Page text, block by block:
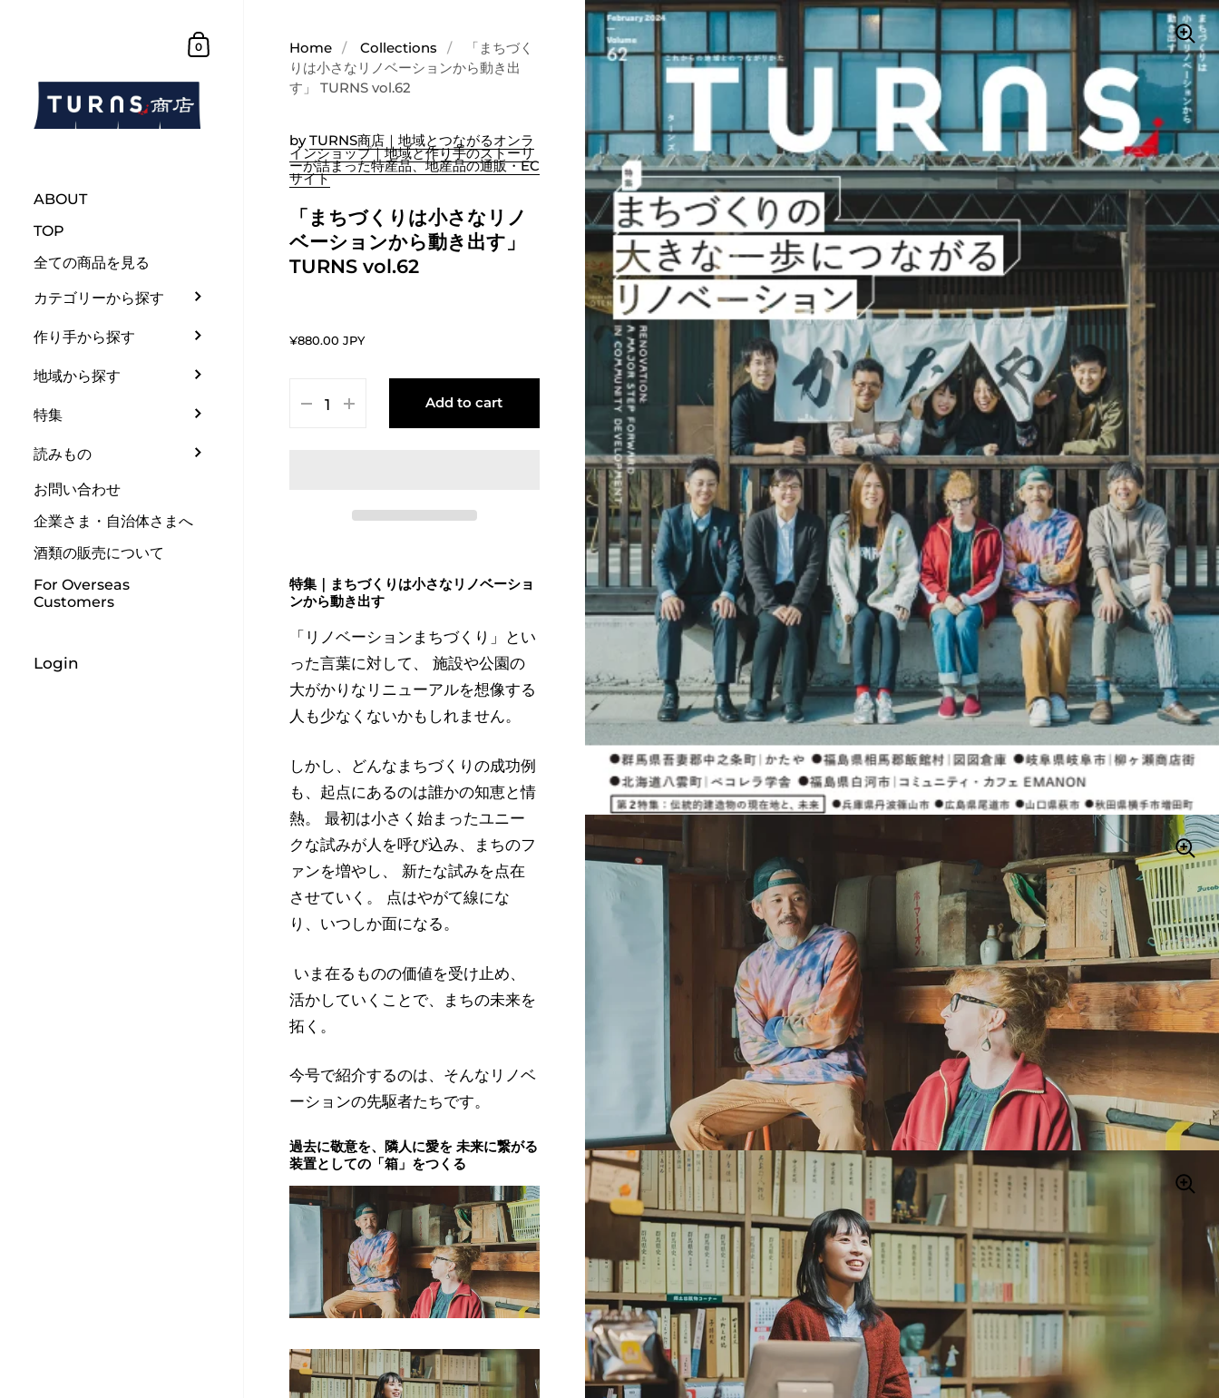
買い物かご
0
ABOUT
TOP
全ての商品を見る
カテゴリーから探す
作り手から探す
地域から探す
特集
読みもの
お問い合わせ
企業さま・自治体さまへ
酒類の販売について
For Overseas
Customers
Login
Home / Collections /
「まちづく
りは小さなリノベーションから動き出
す」 TURNS vol.62
「まちづくりは小さなリノ
ベーションから動き出す」
TURNS vol.62
byTURNS商店｜地域とつながるオンラ
インショップ｜地域と作り手のストーリ
ーが詰まった特産品、地産品の通販・EC
サイト
¥880.00 JPY
Add to cart
特集｜まちづくりは小さなリノベーショ
ンから動き出す
「リノベーションまちづくり」とい
った言葉に対して、 施設や公園の
大がかりなリニューアルを想像する
人も少なくないかもしれません。
しかし、どんなまちづくりの成功例
も、起点にあるのは誰かの知恵と情
熱。 最初は小さく始まったユニー
クな試みが人を呼び込み、まちのフ
ァンを増やし、 新たな試みを点在
させていく。
点はやがて線にな
り、いつしか面になる。
いま在るものの価値を受け止め、
活かしていくことで、まちの未来を
拓く。
今号で紹介するのは、そんなリノベ
ーションの先駆者たちです。
過去に敬意を、隣人に愛を 未来に繋がる
装置としての「箱」をつくる